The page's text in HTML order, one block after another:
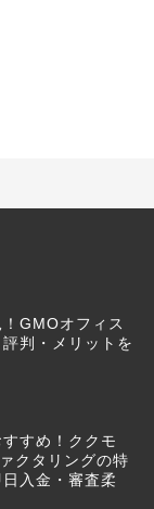
GMOオフィス
判・メリットを
すめ！ククモ
クタリングの特
入金・審査柔